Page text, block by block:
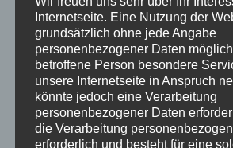
Einsatzort:Alsterkrugchaussee
Fahrzeuge:FF Alsterdorf
Weitere Kräfte:Polizei
Einsatzbericht:
Internetseite. Eine Nutzung der
grundsätzlich ohne jede Angabe
personenbezogener Daten
betroffene Person besondere
unsere Internetseite in Anspruch
könnte jedoch eine Verarbeitung
personenbezogener Daten
die Verarbeitung
erforderlich und besteht für eine